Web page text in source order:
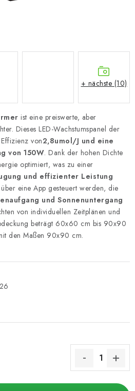
ist eine preiswerte, aber
Dieses LED-Wachstumspanel der
von2,8umol/J und eine
von 150W. Dank der hohen Dichte
optimiert, was zu einer
und effizienter Leistung
eine App gesteuert werden, die
und Sonnenuntergang
von individuellen Zeitplänen und
beträgt 60x60 cm bis 90x90
den Maßen 90x90 cm.
+ nächste (10)